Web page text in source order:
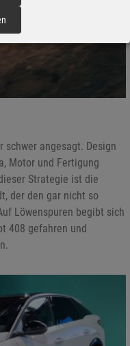
angesagt. Design
Motor und Fertigung
Strategie ist die
der den gar nicht so
Löwenspuren begibt sich
408 gefahren und